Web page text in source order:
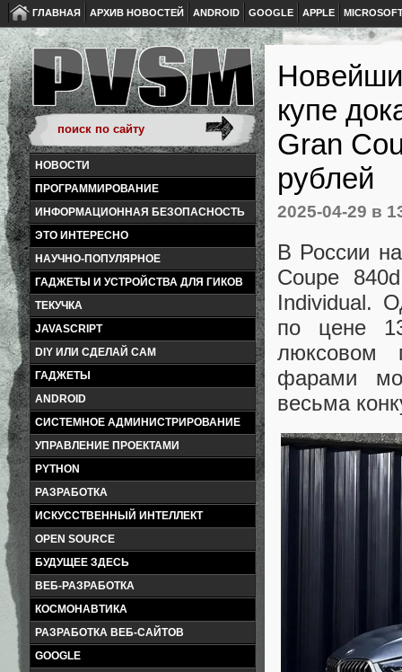
ГЛАВНАЯ АРХИВ НОВОСТЕЙ ANDROID GOOGLE APPLE
НОВОСТИ
ПРОГРАММИРОВАНИЕ
ИНФОРМАЦИОННАЯ БЕЗОПАСНОСТЬ
ЭТО ИНТЕРЕСНО
НАУЧНО-ПОПУЛЯРНОЕ
ГАДЖЕТЫ И УСТРОЙСТВА ДЛЯ ГИКОВ
ТЕКУЧКА
JAVASCRIPT
DIY ИЛИ СДЕЛАЙ САМ
ГАДЖЕТЫ
ANDROID
СИСТЕМНОЕ АДМИНИСТРИРОВАНИЕ
УПРАВЛЕНИЕ ПРОЕКТАМИ
PYTHON
РАЗРАБОТКА
ИСКУССТВЕННЫЙ ИНТЕЛЛЕКТ
OPEN SOURCE
БУДУЩЕЕ ЗДЕСЬ
ВЕБ-РАЗРАБОТКА
КОСМОНАВТИКА
РАЗРАБОТКА ВЕБ-САЙТОВ
GOOGLE
купе
Gran
рублей
2025-04-29 в
В России
Coupe
Individual.
по цене
люксовом
фарами
весьма